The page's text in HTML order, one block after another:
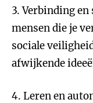
3. Verbinding
mensen die je
sociale
afwijkende
4. Leren en